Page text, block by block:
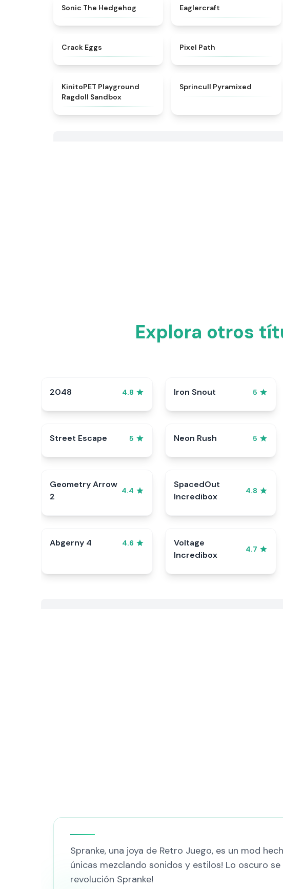
Sonic The Hedgehog Eaglercraft
Crack Eggs Pixel Path
★
KinitoPET Playground
Ragdoll Sandbox
Sprincull Pyramixed
Explora otros
2048 4.8 Iron Snout 5
Street Escape 5 Neon Rush 5
Geometry Arrow
2
4.4
SpacedOut
Incredibox
4.8
Abgerny 4 4.6
Voltage
Incredibox
4.7
Spranke, una joya de Retro Juego, es un mod
únicas mezclando sonidos y estilos! Lo oscuro
revolución Spranke!